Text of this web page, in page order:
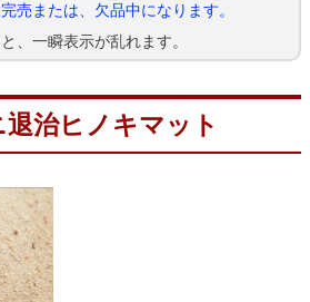
売または、欠品中になります。
、一瞬表示が乱れます。
退治ヒノキマット